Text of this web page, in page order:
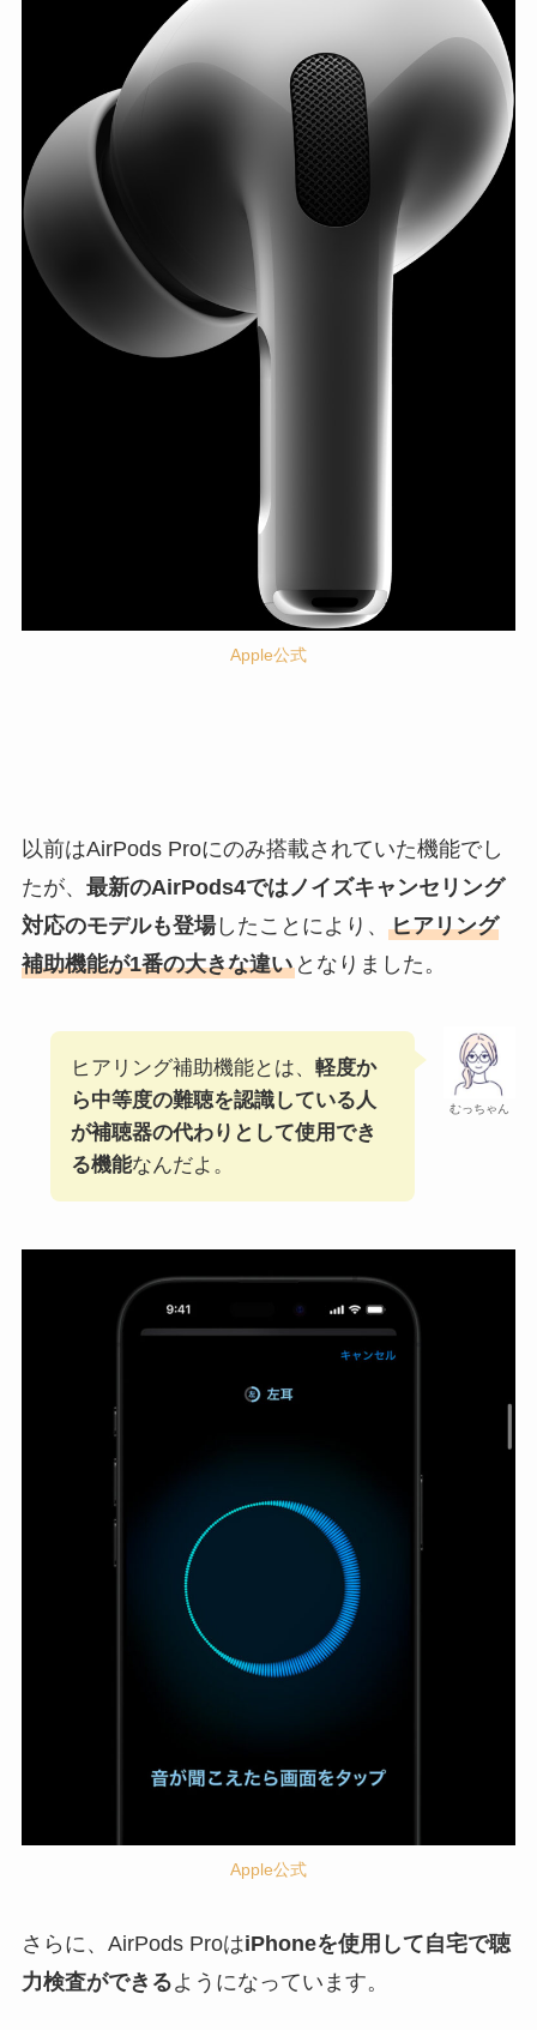
Apple公式
以前はAirPods Proにのみ搭載されていた機能でし
たが、 最新のAirPods4ではノイズキャンセリング
対応のモデルも登場したことにより、 ヒアリング
補助機能が1番の大きな違いとなりました。
むっちゃん
ヒアリング補助機能とは、 軽度か
ら中等度の難聴を認識している人
が補聴器の代わりとして使用でき
る機能なんだよ。
Apple公式
さらに、AirPods ProはiPhoneを使用して自宅で聴
力検査ができるようになっています。